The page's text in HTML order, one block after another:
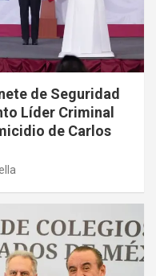
de Seguridad
Líder Criminal
de Carlos